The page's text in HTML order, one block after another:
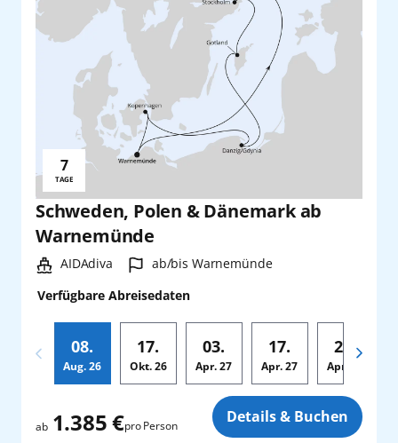
Schweden, Polen & Dänemark ab
Warnemünde
Schiff:
AIDAdiva Hafen:
ab/bis Warnemünde
Verfügbare Abreisedaten
08.
Aug. 26
17.
Okt.26
03.
Apr. 27
17.
Apr. 27
24.
Apr.
Reisedauer:
7
TAGE
ab 1.385 €pro Person Details & Buchen